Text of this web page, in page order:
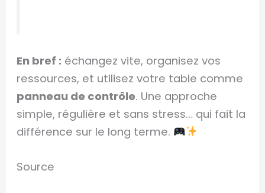
En bref : échangez vite, organisez vos
ressources, et utilisez votre table comme
panneau de contrôle. Une approche
simple, régulière et sans stress… qui fait la
différence sur le long terme.
Source